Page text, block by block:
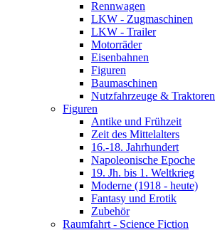
Rennwagen
LKW - Zugmaschinen
LKW - Trailer
Motorräder
Eisenbahnen
Figuren
Baumaschinen
Nutzfahrzeuge & Traktoren
Figuren
Antike und Frühzeit
Zeit des Mittelalters
16.-18. Jahrhundert
Napoleonische Epoche
19. Jh. bis 1. Weltkrieg
Moderne (1918 - heute)
Fantasy und Erotik
Zubehör
Raumfahrt - Science Fiction